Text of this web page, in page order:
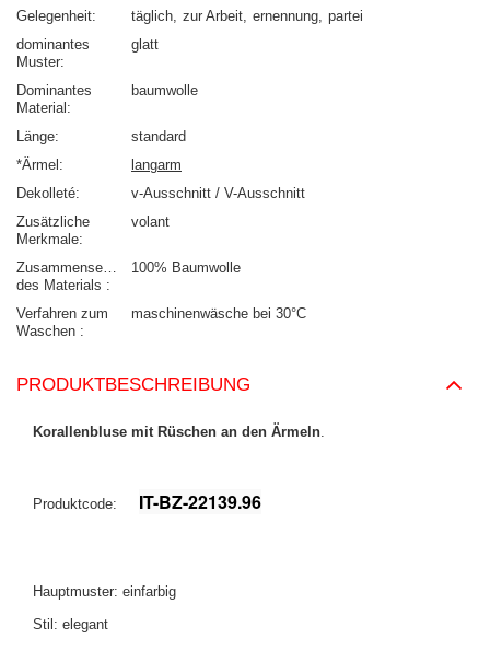
Gelegenheit
täglich zur Arbeit ernennung partei
dominantes
Muster
glatt
Dominantes
Material
baumwolle
Länge
standard
*Ärmel
langarm
Dekolleté
v-Ausschnitt / V-Ausschnitt
Zusätzliche
Merkmale
volant
Zusammensetzung
des Materials
100% Baumwolle
Verfahren zum
Waschen
maschinenwäsche bei 30°C
PRODUKTBESCHREIBUNG
Korallenbluse mit Rüschen an den Ärmeln.
Produktcode: IT-BZ-22139.96
Hauptmuster: einfarbig
Stil: elegant